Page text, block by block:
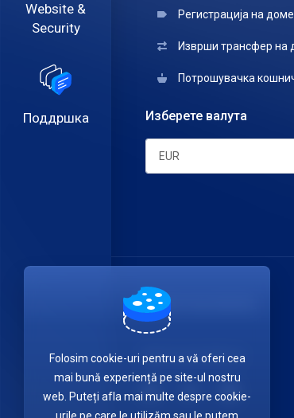
Website &
Security
Поддршка
Регистрација на
Изврши трансфер на
Потрошувачка
Изберете валута
ITDATA TELECOM SRL
Get in touch with us!
Folosim cookie-uri pentru a vă oferi cea
mai bună experiență pe site-ul nostru
web. Puteți afla mai multe despre cookie-